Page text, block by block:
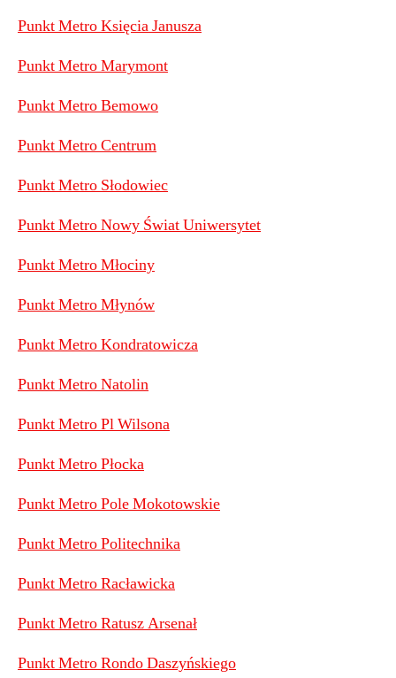
Punkt Metro Księcia Janusza
Punkt Metro Marymont
Punkt Metro Bemowo
Punkt Metro Centrum
Punkt Metro Słodowiec
Punkt Metro Nowy Świat Uniwersytet
Punkt Metro Młociny
Punkt Metro Młynów
Punkt Metro Kondratowicza
Punkt Metro Natolin
Punkt Metro Pl Wilsona
Punkt Metro Płocka
Punkt Metro Pole Mokotowskie
Punkt Metro Politechnika
Punkt Metro Racławicka
Punkt Metro Ratusz Arsenał
Punkt Metro Rondo Daszyńskiego